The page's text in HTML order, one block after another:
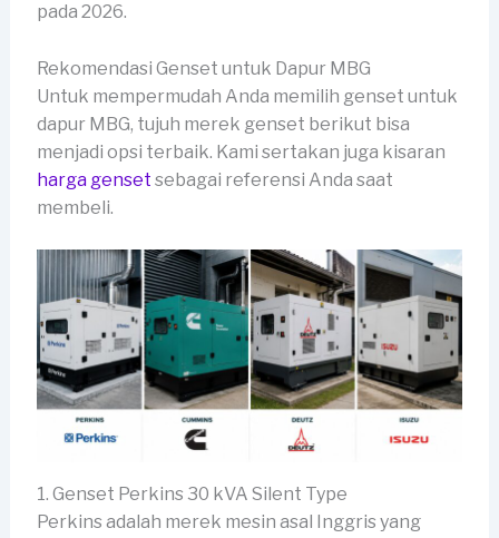
pada 2026.
Rekomendasi Genset untuk Dapur MBG
Untuk mempermudah Anda memilih genset untuk
dapur MBG, tujuh merek genset berikut bisa
menjadi opsi terbaik. Kami sertakan juga kisaran
harga genset sebagai referensi Anda saat
membeli.
1. Genset Perkins 30 kVA Silent Type
Perkins adalah merek mesin asal Inggris yang